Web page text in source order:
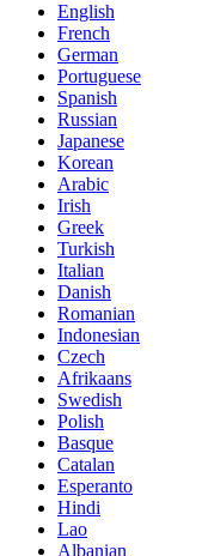
English
French
German
Portuguese
Spanish
Russian
Japanese
Korean
Arabic
Irish
Greek
Turkish
Italian
Danish
Romanian
Indonesian
Czech
Afrikaans
Swedish
Polish
Basque
Catalan
Esperanto
Hindi
Lao
Albanian